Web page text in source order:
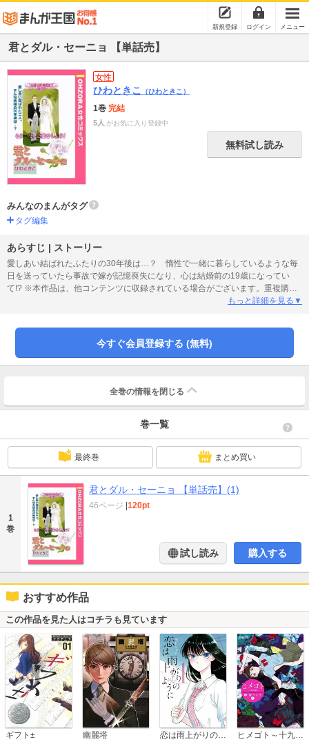
新規登録 ログイン メニュー
君とダル・セーニョ 【単話売】
女性
ひわときこ （ひわときこ）
1巻 完結
5人 がお気に入り登録中
無料試し読み
みんなのまんがタグ
タグ編集
あらすじ | ストーリー
愛しあい結ばれたふたりの30年後は…？ 惰性で一緒に暮らしているような毎
日を送っていたら事故で嫁が記憶喪失になり、心は結婚前の19歳になってい
て!? ※本作品は、他コンテンツに収録されている場合がございます。重複購入
もっと詳細を見る▼
今すぐ会員登録する (無料)
全巻の情報を 閉じる
巻一覧
最終巻 まとめ買い
1
巻
君とダル・セーニョ 【単話売】(1)
46ページ |120pt
試し読み 購入する
おすすめ作品
この作品を見た人はコチラも見ています
ギフト± 幽麗塔